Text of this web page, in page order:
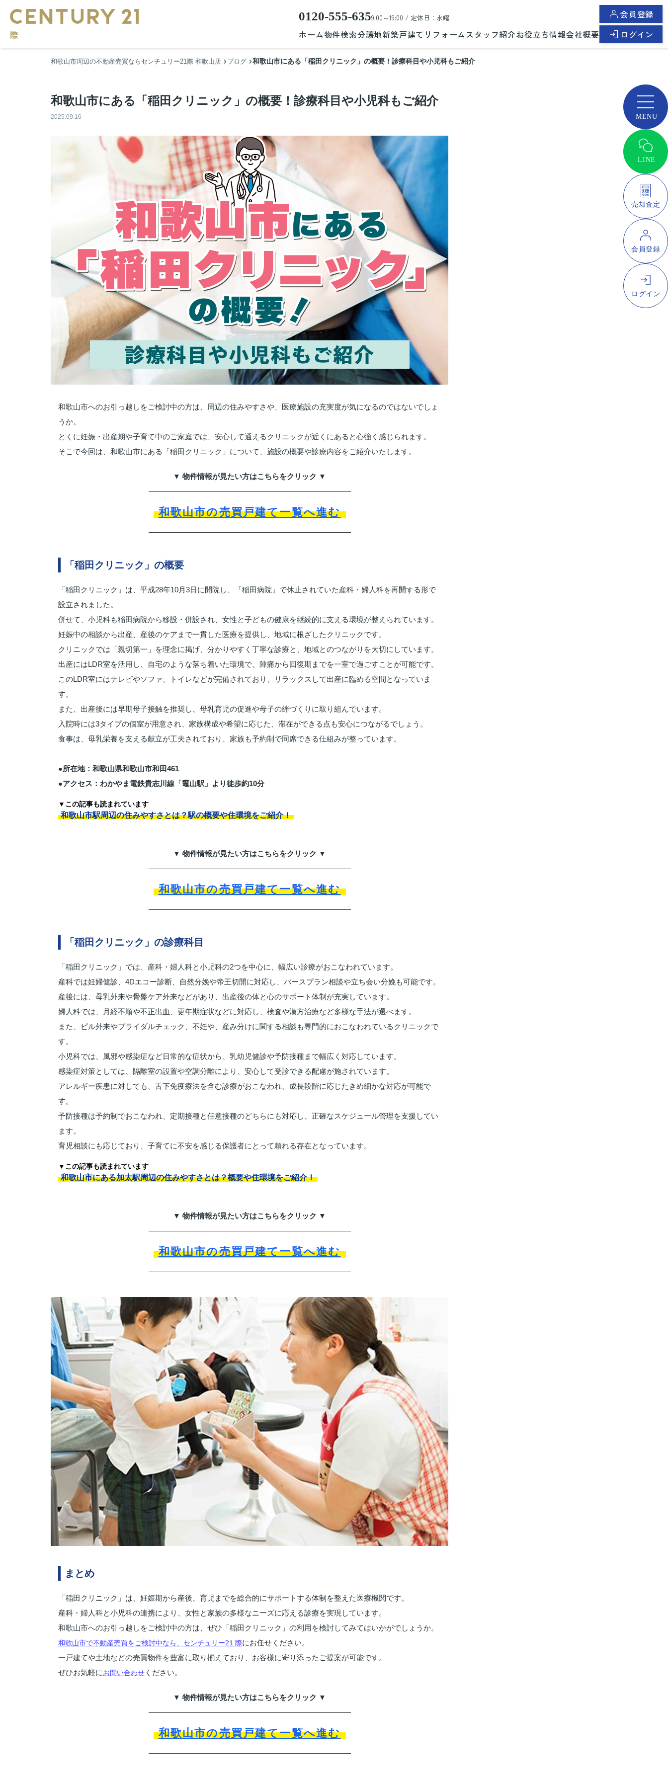
0120-555-6359:00～19:00 / 定休日：水曜
ホーム物件検索分譲地新築戸建て リフォーム スタッフ紹介お役立ち情報会社概要
会員登録
ログイン
和歌山市周辺の不動産売買ならセンチュリー21際 和歌山店 ブログ 和歌山市にある「稲田クリニック」の概要！診療科目や小児科もご紹介
和歌山市にある「稲田クリニック」の概要！診療科目や小児科もご紹介
2025.09.16
和歌山市へのお引っ越しをご検討中の方は、周辺の住みやすさや、医療施設の充実度が気になるのではないでしょ
うか。
とくに妊娠・出産期や子育て中のご家庭では、安心して通えるクリニックが近くにあると心強く感じられます。
そこで今回は、和歌山市にある「稲田クリニック」について、施設の概要や診療内容をご紹介いたします。
▼ 物件情報が見たい方はこちらをクリック ▼
和歌山市の売買戸建て一覧へ進む
「稲田クリニック」の概要
「稲田クリニック」は、平成28年10月3日に開院し、「稲田病院」で休止されていた産科・婦人科を再開する形で
設立されました。
併せて、小児科も稲田病院から移設・併設され、女性と子どもの健康を継続的に支える環境が整えられています。
妊娠中の相談から出産、産後のケアまで一貫した医療を提供し、地域に根ざしたクリニックです。
クリニックでは「親切第一」を理念に掲げ、分かりやすく丁寧な診療と、地域とのつながりを大切にしています。
出産にはLDR室を活用し、自宅のような落ち着いた環境で、陣痛から回復期までを一室で過ごすことが可能です。
このLDR室にはテレビやソファ、トイレなどが完備されており、リラックスして出産に臨める空間となっていま
す。
また、出産後には早期母子接触を推奨し、母乳育児の促進や母子の絆づくりに取り組んでいます。
入院時には3タイプの個室が用意され、家族構成や希望に応じた、滞在ができる点も安心につながるでしょう。
食事は、母乳栄養を支える献立が工夫されており、家族も予約制で同席できる仕組みが整っています。
●所在地：和歌山県和歌山市和田461
●アクセス：わかやま電鉄貴志川線「竈山駅」より徒歩約10分
▼この記事も読まれています
和歌山市駅周辺の住みやすさとは？駅の概要や住環境をご紹介！
▼ 物件情報が見たい方はこちらをクリック ▼
和歌山市の売買戸建て一覧へ進む
「稲田クリニック」の診療科目
「稲田クリニック」では、産科・婦人科と小児科の2つを中心に、幅広い診療がおこなわれています。
産科では妊婦健診、4Dエコー診断、自然分娩や帝王切開に対応し、バースプラン相談や立ち会い分娩も可能です。
産後には、母乳外来や骨盤ケア外来などがあり、出産後の体と心のサポート体制が充実しています。
婦人科では、月経不順や不正出血、更年期症状などに対応し、検査や漢方治療など多様な手法が選べます。
また、ピル外来やブライダルチェック、不妊や、産み分けに関する相談も専門的におこなわれているクリニックで
す。
小児科では、風邪や感染症など日常的な症状から、乳幼児健診や予防接種まで幅広く対応しています。
感染症対策としては、隔離室の設置や空調分離により、安心して受診できる配慮が施されています。
アレルギー疾患に対しても、舌下免疫療法を含む診療がおこなわれ、成長段階に応じたきめ細かな対応が可能で
す。
予防接種は予約制でおこなわれ、定期接種と任意接種のどちらにも対応し、正確なスケジュール管理を支援してい
ます。
育児相談にも応じており、子育てに不安を感じる保護者にとって頼れる存在となっています。
▼この記事も読まれています
和歌山市にある加太駅周辺の住みやすさとは？概要や住環境をご紹介！
▼ 物件情報が見たい方はこちらをクリック ▼
和歌山市の売買戸建て一覧へ進む
まとめ
「稲田クリニック」は、妊娠期から産後、育児までを総合的にサポートする体制を整えた医療機関です。
産科・婦人科と小児科の連携により、女性と家族の多様なニーズに応える診療を実現しています。
和歌山市へのお引っ越しをご検討中の方は、ぜひ「稲田クリニック」の利用を検討してみてはいかがでしょうか。
和歌山市で不動産売買をご検討中なら、センチュリー21 際にお任せください。
一戸建てや土地などの売買物件を豊富に取り揃えており、お客様に寄り添ったご提案が可能です。
ぜひお気軽にお問い合わせ ください。
▼ 物件情報が見たい方はこちらをクリック ▼
和歌山市の売買戸建て一覧へ進む